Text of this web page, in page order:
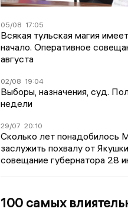
05/08 17:05
Всякая тульская магия
начало. Оперативное
августа
02/08 19:04
Выборы, назначения, суд.
недели
29/07 20:10
Сколько лет понадобилось
заслужить похвалу от
совещание губернатора 28
100 самых